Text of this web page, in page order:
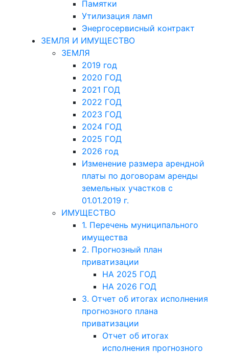
Памятки
Утилизация ламп
Энергосервисный контракт
ЗЕМЛЯ И ИМУЩЕСТВО
ЗЕМЛЯ
2019 год
2020 ГОД
2021 ГОД
2022 ГОД
2023 ГОД
2024 ГОД
2025 ГОД
2026 год
Изменение размера арендной
платы по договорам аренды
земельных участков с
01.01.2019 г.
ИМУЩЕСТВО
1. Перечень муниципального
имущества
2. Прогнозный план
приватизации
НА 2025 ГОД
НА 2026 ГОД
3. Отчет об итогах исполнения
прогнозного плана
приватизации
Отчет об итогах
исполнения прогнозного